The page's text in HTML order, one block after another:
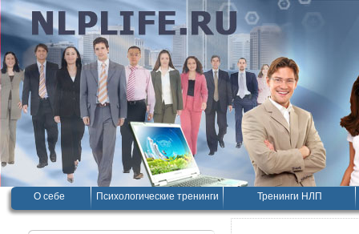
О себе Психологические тренинги Тренинги НЛП